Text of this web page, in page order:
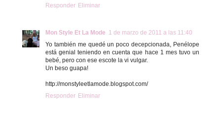
Responder Eliminar
Mon Style Et La Mode 1 de marzo de 2011 a las 11:40
Yo también me quedé un poco decepcionada, Penélope
está genial teniendo en cuenta que hace 1 mes tuvo un
bebé, pero con ese escote la vi vulgar.
Un beso guapa!
http://monstyleetlamode.blogspot.com/
Responder Eliminar